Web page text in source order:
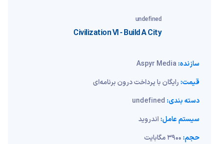
undefined
Civilization VI - Build A City
سازنده:
قیمت: رایگان با پرداخت درون برنامه‌ای
دسته بندی:
سیستم عامل: اندروید
حجم: